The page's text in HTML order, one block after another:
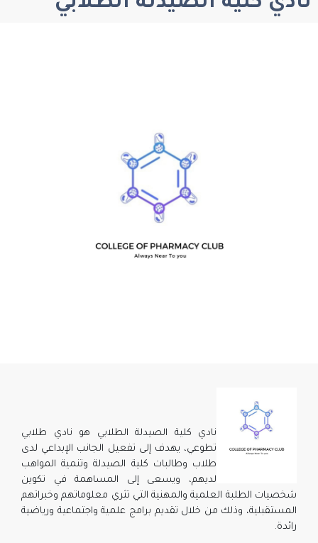
نادي كلية الصيدلة الطلابي هو نادي طلابي
تطوعي، يهدف إلى تفعيل الجانب الإبداعي لدى
طلاب وطالبات كلية الصيدلة وتنمية المواهب
لديهم، ويسعى إلى المساهمة في تكوين
العلمية والمهنية التي تثري معلوماتهم وخبراتهم
وذلك من خلال تقديم برامج علمية واجتماعية ورياضية